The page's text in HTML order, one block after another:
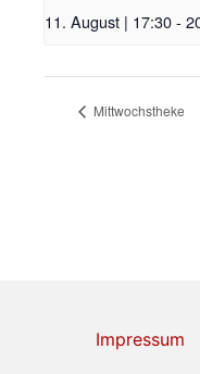
11. August | 17:30-
Mittwochstheke
Impressum